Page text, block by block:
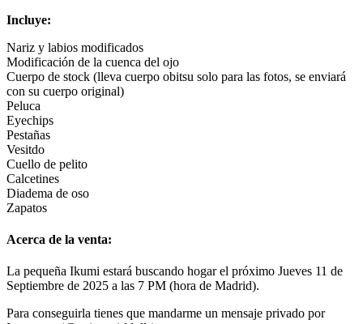
Incluye:
Nariz y labios modificados
Modificación de la cuenca del ojo
Cuerpo de stock (lleva cuerpo obitsu solo para las fotos, se enviará
con su cuerpo original)
Peluca
Eyechips
Pestañas
Vesitdo
Cuello de pelito
Calcetines
Diadema de oso
Zapatos
Acerca de la venta:
La pequeña Ikumi estará buscando hogar el próximo Jueves 11 de
Septiembre de 2025 a las 7 PM (hora de Madrid).
Para conseguirla tienes que mandarme un mensaje privado por